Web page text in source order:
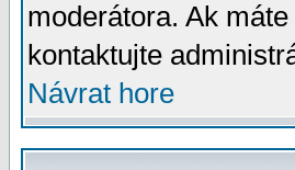
moderátora. Ak
kontaktujte
Návrat hore